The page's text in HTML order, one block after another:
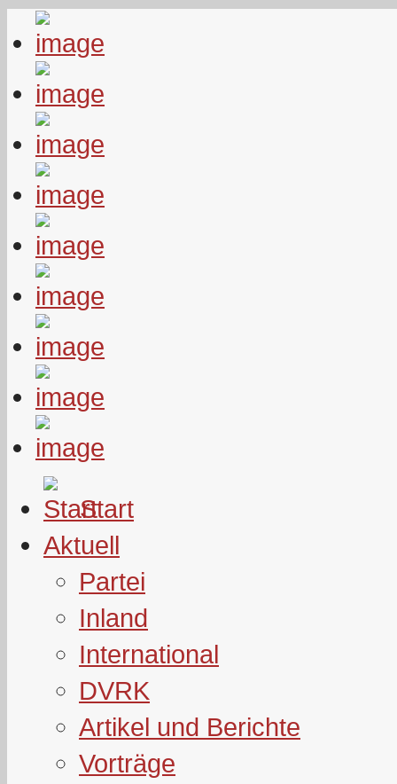
Start
Aktuell
Partei
Inland
International
DVRK
Artikel und Berichte
Vorträge